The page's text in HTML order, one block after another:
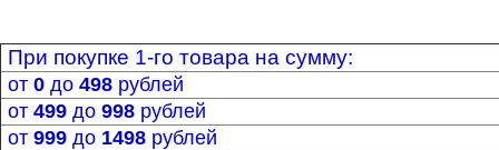
При покупке 1-го товара на сумму:
от 0 до 498 рублей
от 499 до 998 рублей
от 999 до 1498 рублей